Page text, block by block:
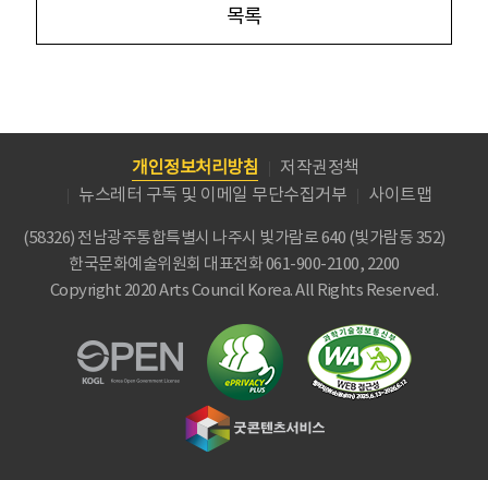
목록
개인정보처리방침
저작권정책
뉴스레터 구독 및 이메일 무단수집거부
사이트맵
(58326) 전남광주통합특별시 나주시 빛가람로 640 (빛가람동 352)
한국문화예술위원회 대표전화 061-900-2100, 2200
Copyright 2020 Arts Council Korea. All Rights Reserved.